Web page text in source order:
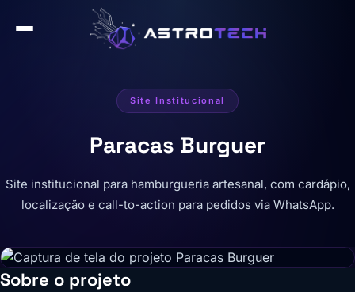
Site Institucional
Paracas Burguer
Site institucional para hamburgueria artesanal, com cardápio,
localização e call-to-action para pedidos via WhatsApp.
Sobre o projeto